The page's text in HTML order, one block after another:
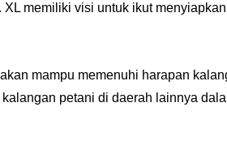
memiliki visi untuk ikut
mampu memenuhi harapan
petani di daerah lainnya